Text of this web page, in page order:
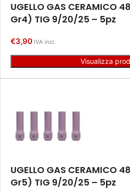
UGELLO GAS CERAMICO
Gr4) TIG 9/20/25 – 5pz
€3,90 IVA incl.
Visualizza
UGELLO GAS CERAMICO
Gr5) TIG 9/20/25 – 5pz